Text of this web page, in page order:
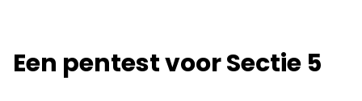
Een pentest voor Sectie 5